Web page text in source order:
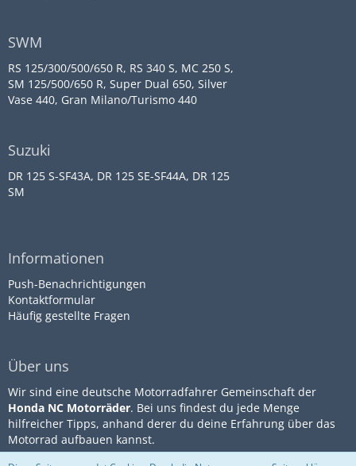
SWM
RS 125/300/500/650 R, RS 340 S, MC 250 S,
SM 125/500/650 R, Super Dual 650, Silver
Vase 440, Gran Milano/Turismo 440
Suzuki
DR 125 S-SF43A, DR 125 SE-SF44A, DR 125
SM
Informationen
Push-Benachrichtigungen
Kontaktformular
Häufig gestellte Fragen
Über uns
Wir sind eine deutsche Motorradfahrer Gemeinschaft der
Honda NC Motorräder. Bei uns findest du jede Menge
hilfreicher Tipps, anhand derer du deine Erfahrung über das
Motorrad aufbauen kannst.